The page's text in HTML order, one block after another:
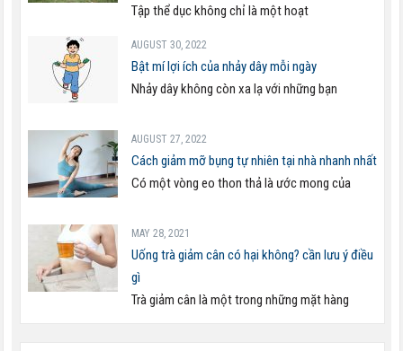
Tập thể dục không chỉ là một hoạt
AUGUST 30, 2022
Bật mí lợi ích của nhảy dây mỗi ngày
Nhảy dây không còn xa lạ với những bạn
AUGUST 27, 2022
Cách giảm mỡ bụng tự nhiên tại nhà nhanh nhất
Có một vòng eo thon thả là ước mong của
MAY 28, 2021
Uống trà giảm cân có hại không? cần lưu ý điều
gì
Trà giảm cân là một trong những mặt hàng